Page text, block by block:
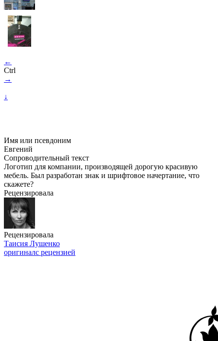
←
Ctrl
→
↓
Имя или псевдоним
Евгений
Сопроводительный текст
Логотип для компании, производящей дорогую красивую
мебель. Был разработан знак и шрифтовое начертание, что
скажете?
Рецензировала
Рецензировала
Таисия Лушенко
оригиналс рецензией